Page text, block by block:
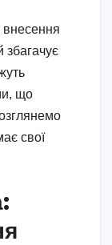
внесення
збагачує
що
свої